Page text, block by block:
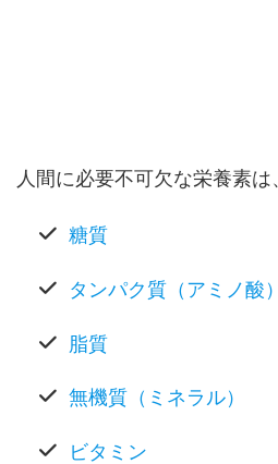
人間に必要不可欠な栄養素は、
糖質
タンパク質（アミノ酸）
脂質
無機質（ミネラル）
ビタミン